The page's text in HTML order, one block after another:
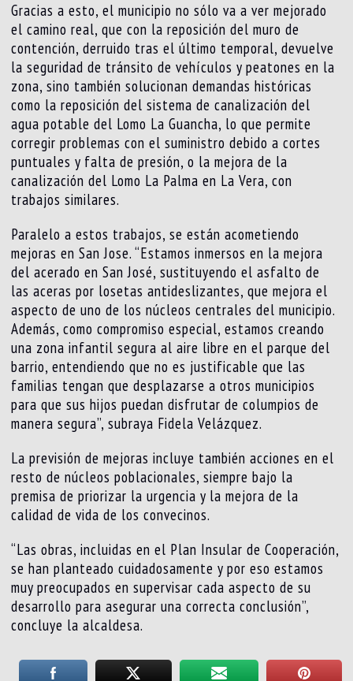
Gracias a esto, el municipio no sólo va a ver mejorado
el camino real, que con la reposición del muro de
contención, derruido tras el último temporal, devuelve
la seguridad de tránsito de vehículos y peatones en la
zona, sino también solucionan demandas históricas
como la reposición del sistema de canalización del
agua potable del Lomo La Guancha, lo que permite
corregir problemas con el suministro debido a cortes
puntuales y falta de presión, o la mejora de la
canalización del Lomo La Palma en La Vera, con
trabajos similares.
Paralelo a estos trabajos, se están acometiendo
mejoras en San Jose. “Estamos inmersos en la mejora
del acerado en San José, sustituyendo el asfalto de
las aceras por losetas antideslizantes, que mejora el
aspecto de uno de los núcleos centrales del municipio.
Además, como compromiso especial, estamos creando
una zona infantil segura al aire libre en el parque del
barrio, entendiendo que no es justificable que las
familias tengan que desplazarse a otros municipios
para que sus hijos puedan disfrutar de columpios de
manera segura”, subraya Fidela Velázquez.
La previsión de mejoras incluye también acciones en el
resto de núcleos poblacionales, siempre bajo la
premisa de priorizar la urgencia y la mejora de la
calidad de vida de los convecinos.
“Las obras, incluidas en el Plan Insular de Cooperación,
se han planteado cuidadosamente y por eso estamos
muy preocupados en supervisar cada aspecto de su
desarrollo para asegurar una correcta conclusión”,
concluye la alcaldesa.